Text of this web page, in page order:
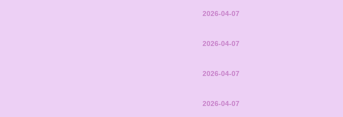
2026-04-07
2026-04-07
2026-04-07
2026-04-07